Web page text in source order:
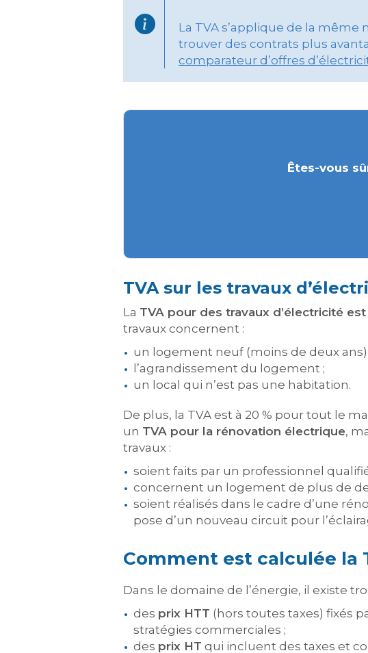
La TVA s’applique de la
trouver des contrats plus
comparateur d’offres
Êtes-vous
TVA sur les travaux
La TVA pour des travaux d’électricité
travaux concernent :
un logement neuf (moins de deux ans)
l’agrandissement du logement ;
un local qui n’est pas une habitation.
De plus, la TVA est à 20 % pour tout le
un TVA pour la rénovation électrique,
travaux :
soient faits par un professionnel
concernent un logement de plus de
soient réalisés dans le cadre d’une
pose d’un nouveau circuit pour
Comment est calculée la
Dans le domaine de l’énergie, il existe
des prix HTT (hors toutes taxes) fixés
stratégies commerciales ;
des prix HT qui incluent des taxes et